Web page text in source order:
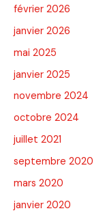
février 2026
janvier 2026
mai 2025
janvier 2025
novembre 2024
octobre 2024
juillet 2021
septembre 2020
mars 2020
janvier 2020